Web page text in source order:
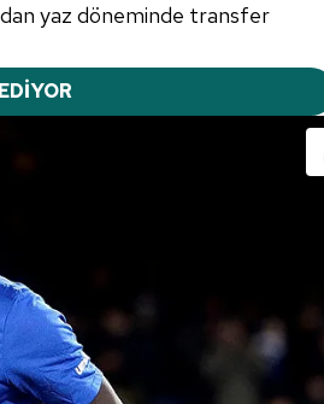
yaz döneminde transfer